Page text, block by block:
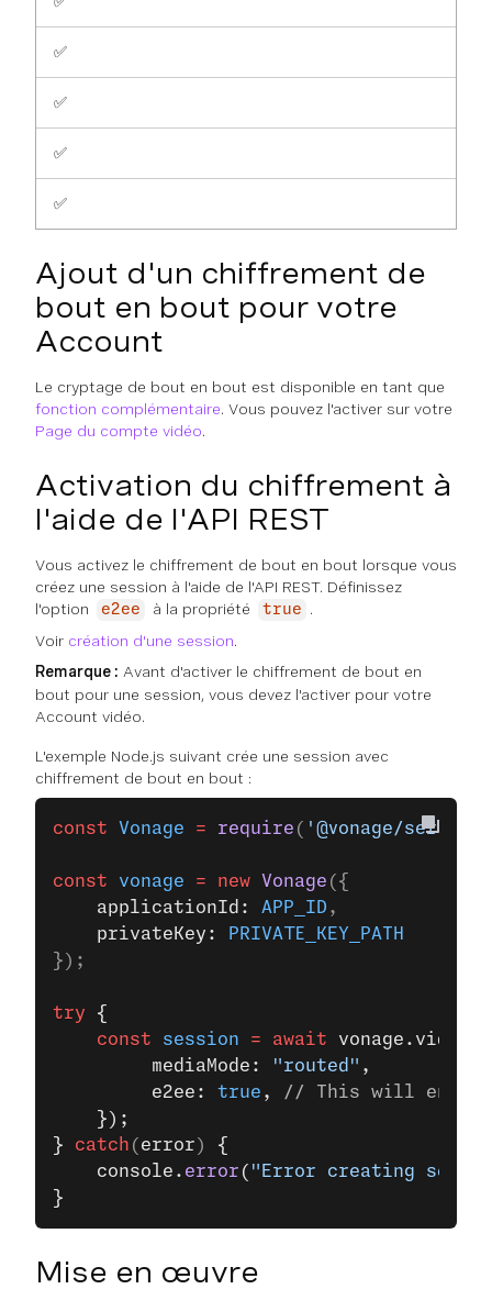
✅
✅
✅
✅
Ajout d'un chiffrement de
bout en bout pour votre
Account
Le cryptage de bout en bout est disponible en tant que
fonction complémentaire. Vous pouvez l'activer sur votre
Page du compte vidéo.
Activation du chiffrement à
l'aide de l'API REST
Vous activez le chiffrement de bout en bout lorsque vous
créez une session à l'aide de l'API REST. Définissez
l'option
e2ee à la propriété true
.
Voir création d'une session.
Remarque : Avant d'activer le chiffrement de bout en
bout pour une session, vous devez l'activer pour votre
Account vidéo.
L'exemple Node.js suivant crée une session avec
chiffrement de bout en bout :
const Vonage = require ( '@vonage/server-
const vonage = new Vonage ({
    applicationId:
APP_ID ,
    privateKey:
PRIVATE_KEY_PATH
});
try {
    const
session = await vonage.video.
         mediaMode:
"routed" ,
         e2ee:
true ,
// This will enable
    });
} catch ( error ) {
    console.
error ( "Error creating
}
Mise en œuvre